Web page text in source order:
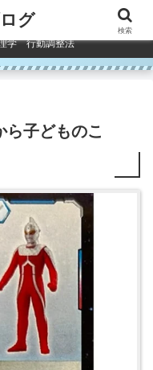
学 行動調整法
ら子どものこ
グ
検索